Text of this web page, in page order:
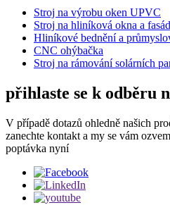
Stroj na výrobu oken UPVC
Stroj na hliníková okna a
Hliníkové bednění a
CNC ohýbačka
Stroj na rámování solárních
přihlaste se k odběru
V případě dotazů ohledně našich
zanechte kontakt a my se vám
poptávka nyní